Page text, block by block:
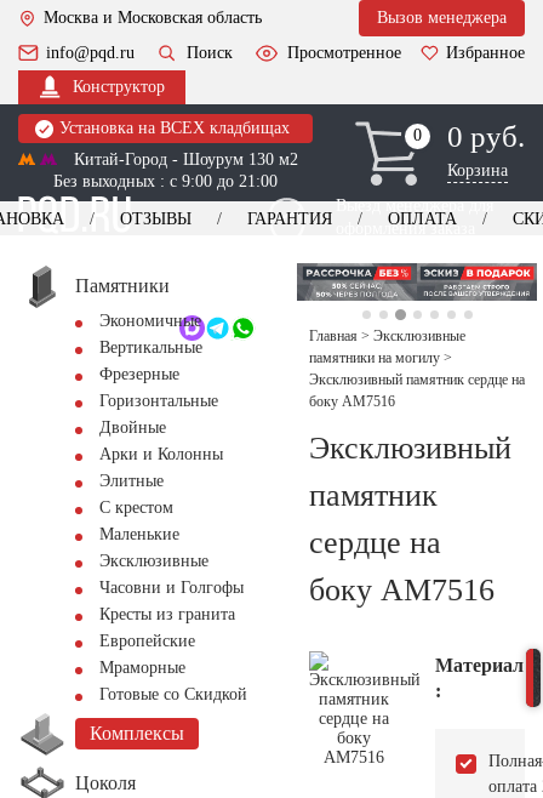
Москва и Московская область
Вызов менеджера
info@pqd.ru
Поиск Просмотренное
Избранное
Конструктор
Установка на ВСЕХ кладбищах
Китай-Город - Шоурум 130 м2
Без выходных : с 9:00 до 21:00
0
0 0 руб.
Корзина
Выезд менеджера для
оформления заказа
+7 (495) 518-44-23
Обратный звонок
ОТЗЫВЫ ГАРАНТИЯ ОПЛАТА
Памятники
Экономичные
Вертикальные
Фрезерные
Горизонтальные
Двойные
Арки и Колонны
Элитные
С крестом
Маленькие
Эксклюзивные
Часовни и Голгофы
Кресты из гранита
Европейские
Мраморные
Готовые со Скидкой
Комплексы
Цоколя
Главная > Эксклюзивные
памятники на могилу >
Эксклюзивный памятник сердце на
боку AM7516
Эксклюзивный
памятник
сердце на
боку AM7516
Материал
:
Полная
оплата